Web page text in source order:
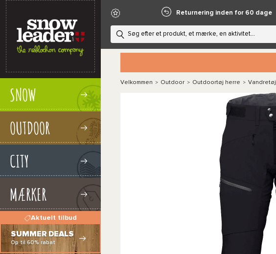
SNOW
OUTDOOR
CITY
MÆRKER
Aktuelt tilbud
SUMMER DEALS
Op til 60% rabat
Returnering inden for 60 dage
Velkommen > Outdoor > Outdoortøj herre > Vandretøj